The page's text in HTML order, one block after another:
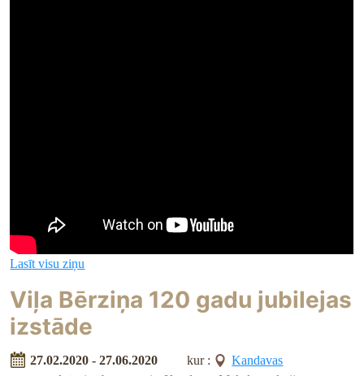
Lasīt visu ziņu
Viļa Bērziņa 120 gadu jubilejas
izstāde
27.02.2020 - 27.06.2020 kur :
Kandavas